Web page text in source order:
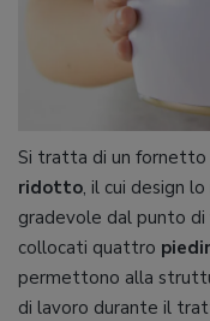
Si tratta di un fornetto
ridotto, il cui design
gradevole dal punto
collocati quattro
permettono alla
di lavoro durante il